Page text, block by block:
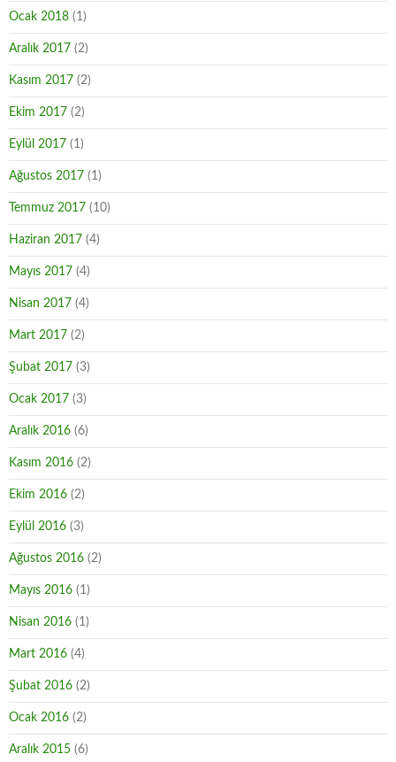
Ocak 2018 (1)
Aralık 2017 (2)
Kasım 2017 (2)
Ekim 2017 (2)
Eylül 2017 (1)
Ağustos 2017 (1)
Temmuz 2017 (10)
Haziran 2017 (4)
Mayıs 2017 (4)
Nisan 2017 (4)
Mart 2017 (2)
Şubat 2017 (3)
Ocak 2017 (3)
Aralık 2016 (6)
Kasım 2016 (2)
Ekim 2016 (2)
Eylül 2016 (3)
Ağustos 2016 (2)
Mayıs 2016 (1)
Nisan 2016 (1)
Mart 2016 (4)
Şubat 2016 (2)
Ocak 2016 (2)
Aralık 2015 (6)